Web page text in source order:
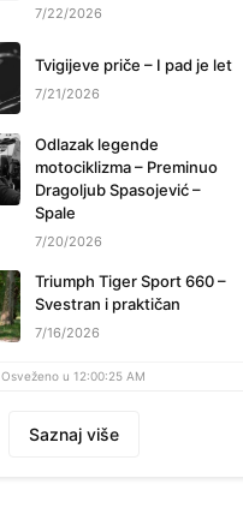
7/22/2026
Tvigijeve priče – I pad je let
7/21/2026
Odlazak legende
motociklizma – Preminuo
Dragoljub Spasojević –
Spale
7/20/2026
Triumph Tiger Sport 660 –
Svestran i praktičan
7/16/2026
Osveženo u 12:00:25 AM
Saznaj više